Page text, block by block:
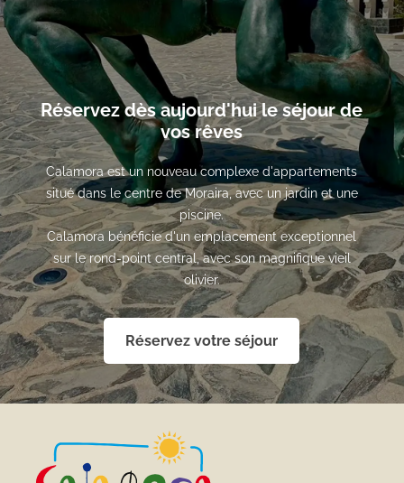
Réservez dès aujourd'hui le séjour de
vos rêves
Calamora est un nouveau complexe d'appartements
situé dans le centre de Moraira, avec un jardin et une
piscine.
Calamora bénéficie d'un emplacement exceptionnel
sur le rond-point central, avec son magnifique vieil
olivier.
Réservez votre séjour